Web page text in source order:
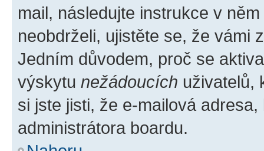
mail, následujte instrukce v
neobdrželi, ujistěte se, že vámi
Jedním důvodem, proč se
výskytu nežádoucích uživatelů,
si jste jisti, že e-mailová
administrátora boardu.